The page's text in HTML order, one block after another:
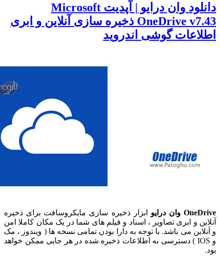
دانلود وان درایو | آپدیت Microsoft
OneDrive v7.43 ذخیره سازی آنلاین و ابری
گوشی اندروید
وان درایوابزار ذخیره سازی مایکروسافت برای ذخیره
و ابری تصاویر ، اسناد و فیلم های شما در یک مکان کاملا امن
می باشد. با توجه به دارا بودن تمامی نسخه ها ( ویندوز ، مک
و IOS ) دسترسی به اطلاعات ذخیره شده در هر جایی ممکن خواهد